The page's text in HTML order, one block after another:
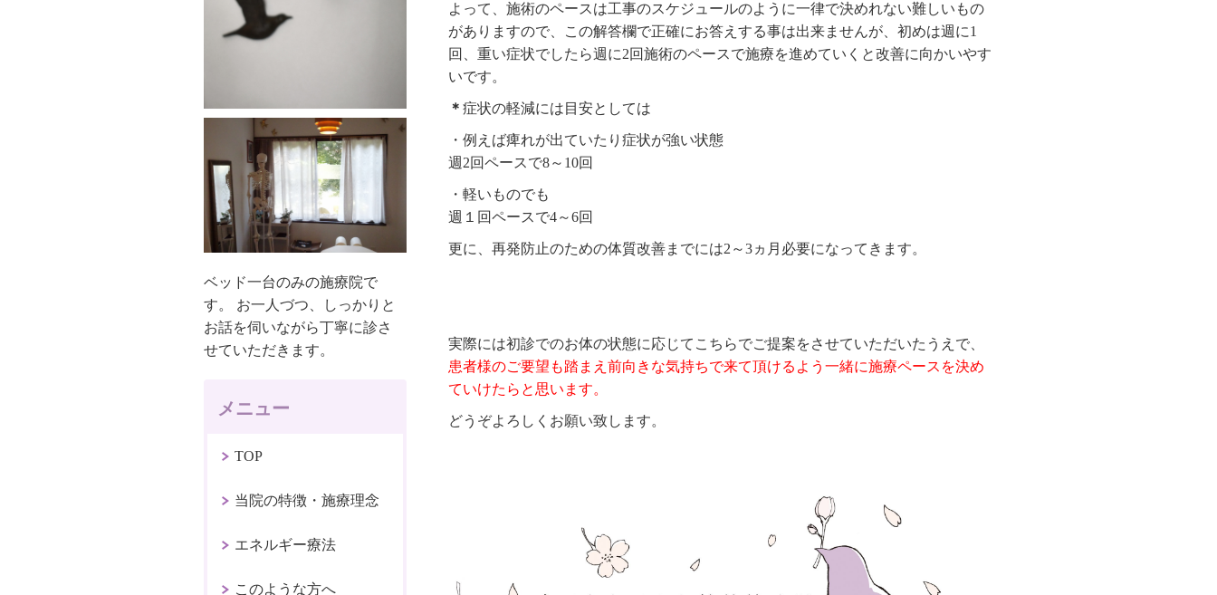
よって、施術のペースは工事のスケジュールのように一律で決めれない難しいもの
がありますので、この解答欄で正確にお答えする事は出来ませんが、初めは週に1
回、重い症状でしたら週に2回施術のペースで施療を進めていくと改善に向かいやす
いです。
＊ 症状の軽減には目安としては
・例えば痺れが出ていたり症状が強い状態
週2回ペースで8～10回
・軽いものでも
週１回ペースで4～6回
更に、再発防止のための体質改善までには2～3ヵ月必要になってきます。
実際には初診でのお体の状態に応じてこちらでご提案をさせていただいたうえで、
患者様のご要望も踏まえ前向きな気持ちで来て頂けるよう一緒に施療ペースを決め
ていけたらと思います。
どうぞよろしくお願い致します。
ベッド一台のみの施療院で
す。 お一人づつ、しっかりと
お話を伺いながら丁寧に診さ
せていただきます。
メニュー
TOP
当院の特徴・施療理念
エネルギー療法
このような方へ